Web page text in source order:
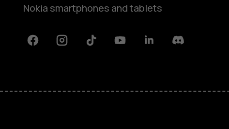
Nokia smartphones and tablets
FacebookInstagramTiktok YoutubeLinkedinDiscord